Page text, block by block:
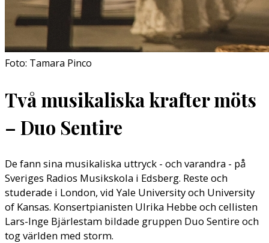
Foto: Tamara Pinco
Två musikaliska krafter möts
– Duo Sentire
De fann sina musikaliska uttryck - och varandra - på
Sveriges Radios Musikskola i Edsberg. Reste och
studerade i London, vid Yale University och University
of Kansas. Konsertpianisten Ulrika Hebbe och cellisten
Lars-Inge Bjärlestam bildade gruppen Duo Sentire och
tog världen med storm.